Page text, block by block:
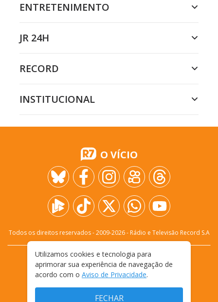
ENTRETENIMENTO
JR 24H
RECORD
INSTITUCIONAL
O VÍCIO
Todos os direitos reservados - 2009-2026- Rádio e Televisão Record S.A
FALE CONOSCO
PRIVACIDADE
TERMOS E CONDIÇÕES DE USO
Utilizamos cookies e tecnologia para
aprimorar sua experiência de navegação de
acordo com o Aviso de Privacidade.
FECHAR